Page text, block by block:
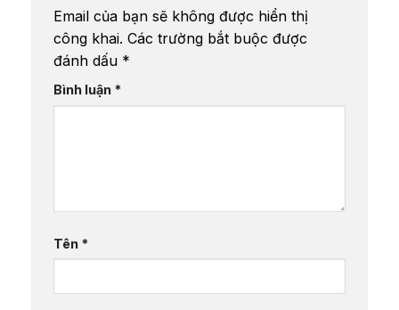
Email của bạn sẽ không được hiển thị
công khai. Các trường bắt buộc được
đánh dấu *
Bình luận *
Tên *